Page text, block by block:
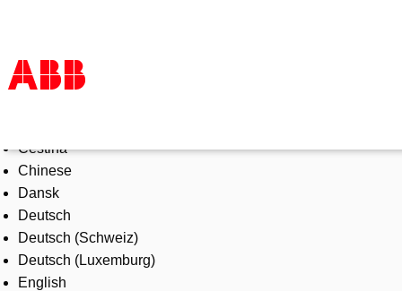
Products & Solutions
Industries
Services
About us
Where to buy
Contact us
Careers
Čeština
Chinese
Dansk
Deutsch
Deutsch (Schweiz)
Deutsch (Luxemburg)
English